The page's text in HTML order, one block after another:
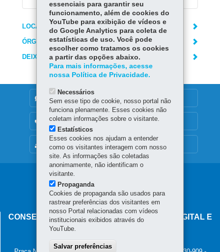
LOCAIS DE ATENDIMENTO
ÓRGÃO RESPONSÁVEL
DEIXE SUA OPINIÃO
MAPA DO SITE
DENUNCIE CORRUPÇÃO
OUVIDORIA
Navegação
principal
CONSELHO ESTADUAL DE GOVERNANÇA DIGITAL E
SEGURANÇA DA INFORMAÇÃO
Palácio Iguaçu
essenciais para garantir seu
funcionamento, além de cookies do
YouTube para exibição de vídeos e
do Google Analytics para coleta de
estatísticas de uso. Você pode
escolher como tratamos os cookies
a partir das opções abaixo.
Para mais informações, acesse
nossa Política de Privacidade.
Necessários
Sem esse tipo de cookie, nosso portal não
funciona plenamente. Esses cookies não
coletam informações sobre o visitante.
Estatísticos
Esses cookies nos ajudam a entender
como os visitantes interagem com nosso
site. As informações são coletadas
anonimamente, não identificam o
visitante.
Propaganda
Cookies de propaganda são usados para
rastrear preferências dos visitantes em
nosso Portal relacionadas com vídeos
institucionais exibidos através do
YouTube.
Salvar preferências